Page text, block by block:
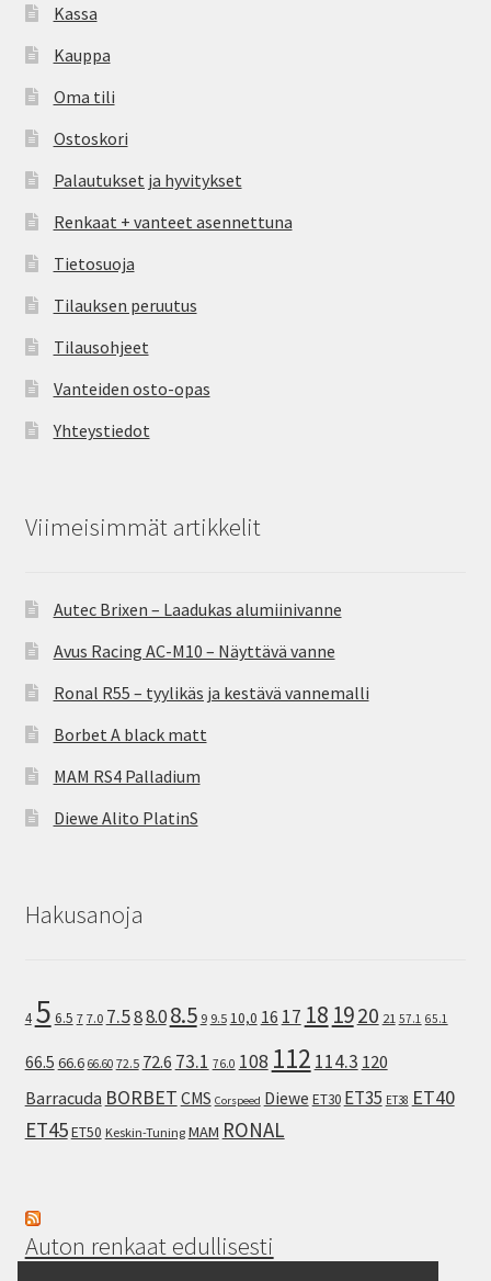
Kassa
Kauppa
Oma tili
Ostoskori
Palautukset ja hyvitykset
Renkaat + vanteet asennettuna
Tietosuoja
Tilauksen peruutus
Tilausohjeet
Vanteiden osto-opas
Yhteystiedot
Viimeisimmät artikkelit
Autec Brixen – Laadukas alumiinivanne
Avus Racing AC-M10 – Näyttävä vanne
Ronal R55 – tyylikäs ja kestävä vannemalli
Borbet A black matt
MAM RS4 Palladium
Diewe Alito PlatinS
Hakusanoja
4 5 6.5 7 7.0 7.588.08.5 9 9.5 10,0 16 17 18 1920 21 57.1 65.1
66.5 66.6 66.60 72.5 72.6 73.1 76.0 108 112 114.3 120
Barracuda BORBET CMS Corspeed Diewe ET30 ET35 ET38 ET40
ET45ET50 Keskin-Tuning MAM RONAL
Auton renkaat edullisesti